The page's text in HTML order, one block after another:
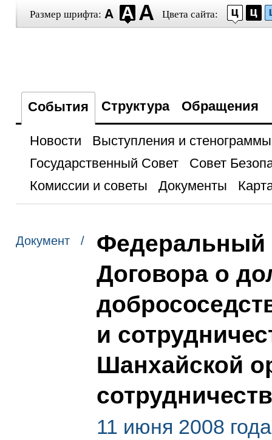
Размер шрифта: Цвета сайта:
События Структура Обращения
Новости
Выступления и стенограммы
Государственный Совет
Совет
Комиссии и советы
Документы
Документ /
Федеральный
Договора о
и
Шанхайской
11 июня 2008 года